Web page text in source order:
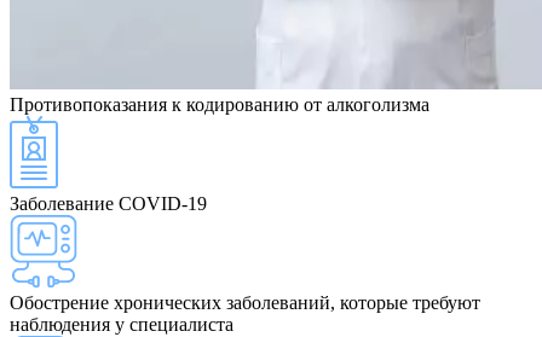
Противопоказания к кодированию от алкоголизма
Заболевание COVID-19
Обострение хронических заболеваний, которые требуют
наблюдения у специалиста